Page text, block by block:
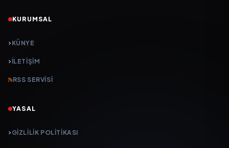
KURUMSAL
KÜNYE
İLETIŞIM
RSS SERVISI
YASAL
GIZLILIK POLITIKASI